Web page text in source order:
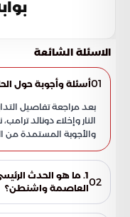
الاسئلة الشائعة
01أسئلة وأجوبة حول
بعد مراجعة تفاصيل
النار وإخلاء دونالد
والأجوبة المستمدة من
02 1. ما هو الحدث
العاصمة واشنطن؟
تمثل الحدث الرئيسي في